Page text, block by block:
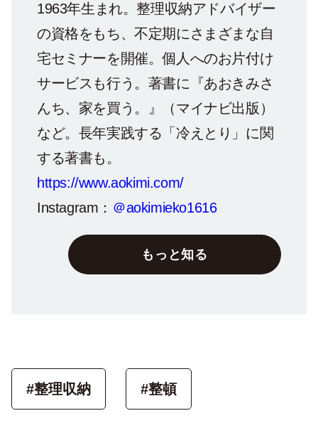
1963年生まれ。整理収納アドバイザー
の資格をもち、不定期にさまざまな自
宅セミナーを開催。個人へのお片付け
サービスも行う。著書に『あおきみさ
んち、家を買う。』（マイナビ出版）
など。長年実践する「冷えとり」に関
する著書も。
https://www.aokimi.com/
Instagram： ＠aokimieko1616
もっと知る
#整理収納 #整頓